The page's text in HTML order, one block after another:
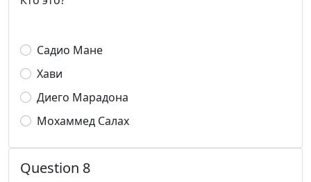
Садио Мане
Хави
Диего Марадона
Мохаммед Салах
Question 8